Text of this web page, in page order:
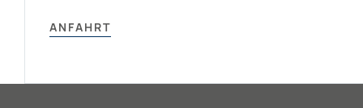
ANFAHRT